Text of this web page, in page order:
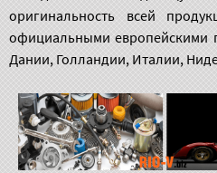
оригинальность всей
официальными европейскими
Дании, Голландии, Италии,